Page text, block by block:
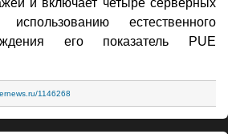
естественного
его показатель PUE
1146268